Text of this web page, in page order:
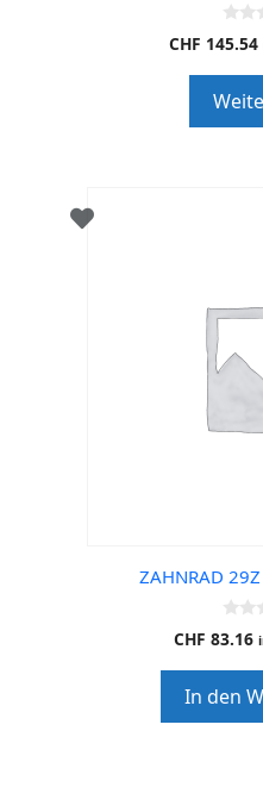
0
o
o
f
5
CHF 145.54
ZAHNRAD
0
o
o
f
5
CHF 83.16
In den